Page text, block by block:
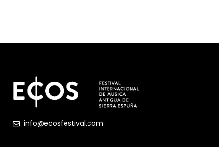
info@ecosfestival.com